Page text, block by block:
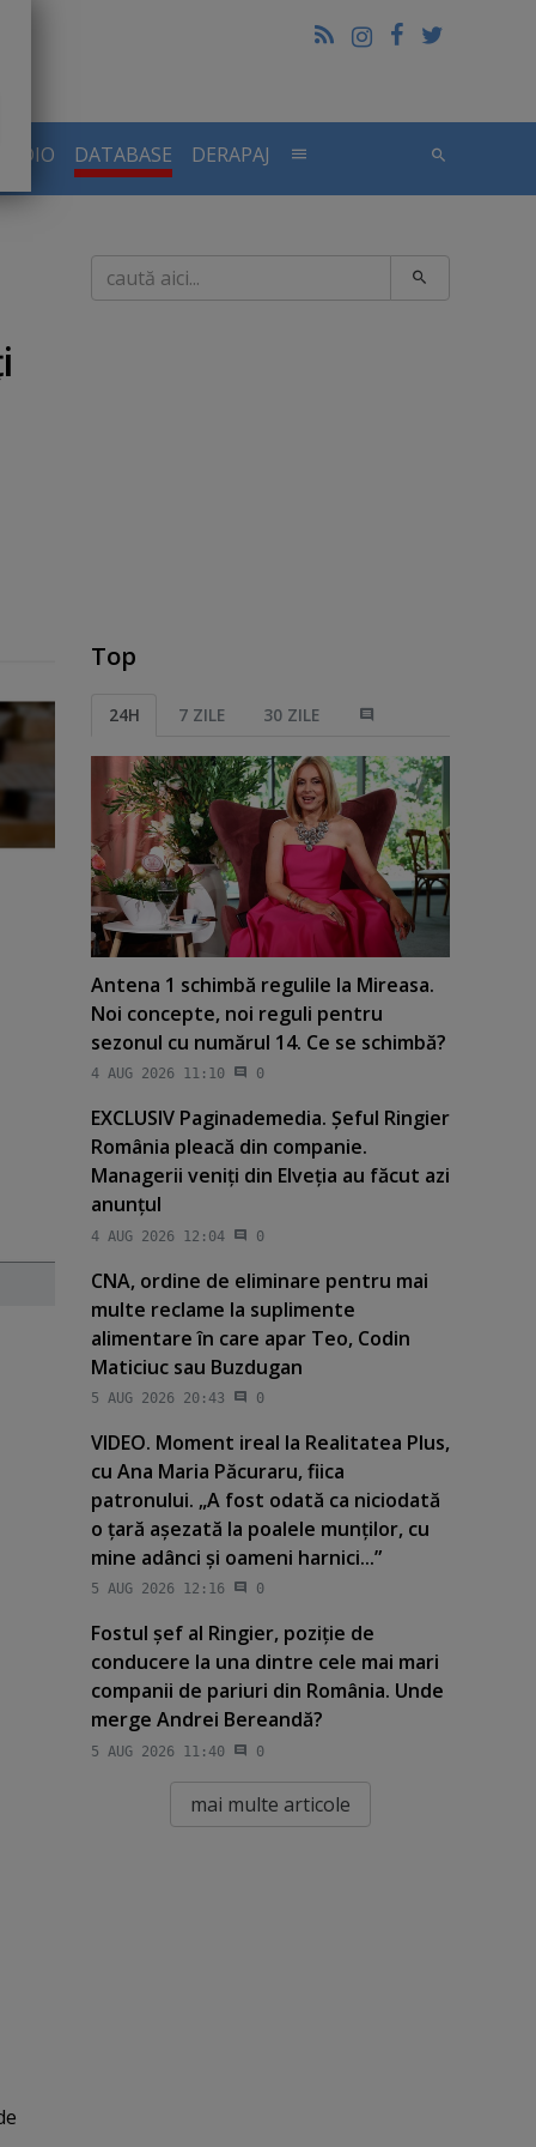
DATABASE DERAPAJ
Caută
Top
24H 7 ZILE 30 ZILE
Antena 1 schimbă regulile la Mireasa.
Noi concepte, noi reguli pentru
sezonul cu numărul 14. Ce se schimbă?
4 AUG 2026 11:10 0
EXCLUSIV Paginademedia. Şeful Ringier
România pleacă din companie.
Managerii veniţi din Elveţia au făcut azi
anunţul
4 AUG 2026 12:04 0
CNA, ordine de eliminare pentru mai
multe reclame la suplimente
alimentare în care apar Teo, Codin
Maticiuc sau Buzdugan
5 AUG 2026 20:43 0
VIDEO. Moment ireal la Realitatea Plus,
cu Ana Maria Păcuraru, fiica
patronului. „A fost odată ca niciodată
o ţară aşezată la poalele munţilor, cu
mine adânci şi oameni harnici...”
5 AUG 2026 12:16 0
Fostul şef al Ringier, poziţie de
conducere la una dintre cele mai mari
companii de pariuri din România. Unde
merge Andrei Bereandă?
5 AUG 2026 11:40 0
mai multe articole